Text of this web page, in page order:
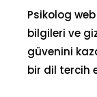
Psikolog
bilgileri ve
güvenini
bir dil tercih